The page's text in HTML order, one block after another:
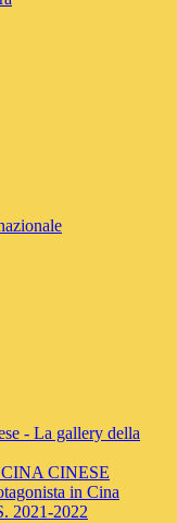
- La gallery della
CINESE
in Cina
2021-2022